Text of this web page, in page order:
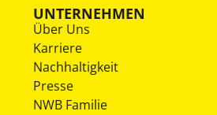
UNTERNEHMEN
Über Uns
Karriere
Nachhaltigkeit
Presse
NWB Familie